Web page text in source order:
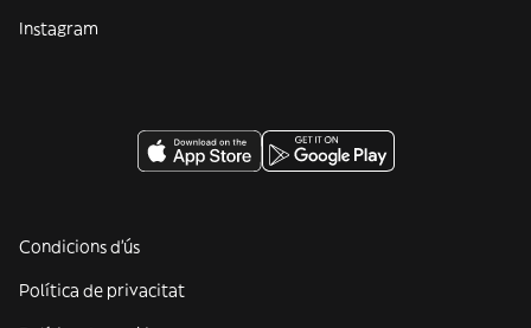
Instagram
Condicions d'ús
Política de privacitat